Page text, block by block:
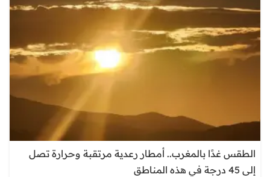
الطقس غدًا بالمغرب.. أمطار رعدية مرتقبة وحرارة تصل
إلى 45 درجة في هذه المناطق